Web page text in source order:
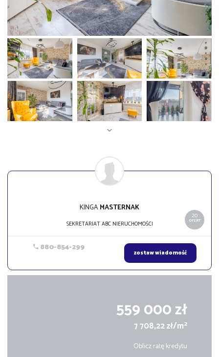
20
OFERT
KINGAMASTERNAK
SEKRETARIAT ABC NIERUCHOMOŚCI
880-854-299 zostaw wiadomość
559 000 zł
7 708,22 zł/m2
Oblicz ratę kredytu